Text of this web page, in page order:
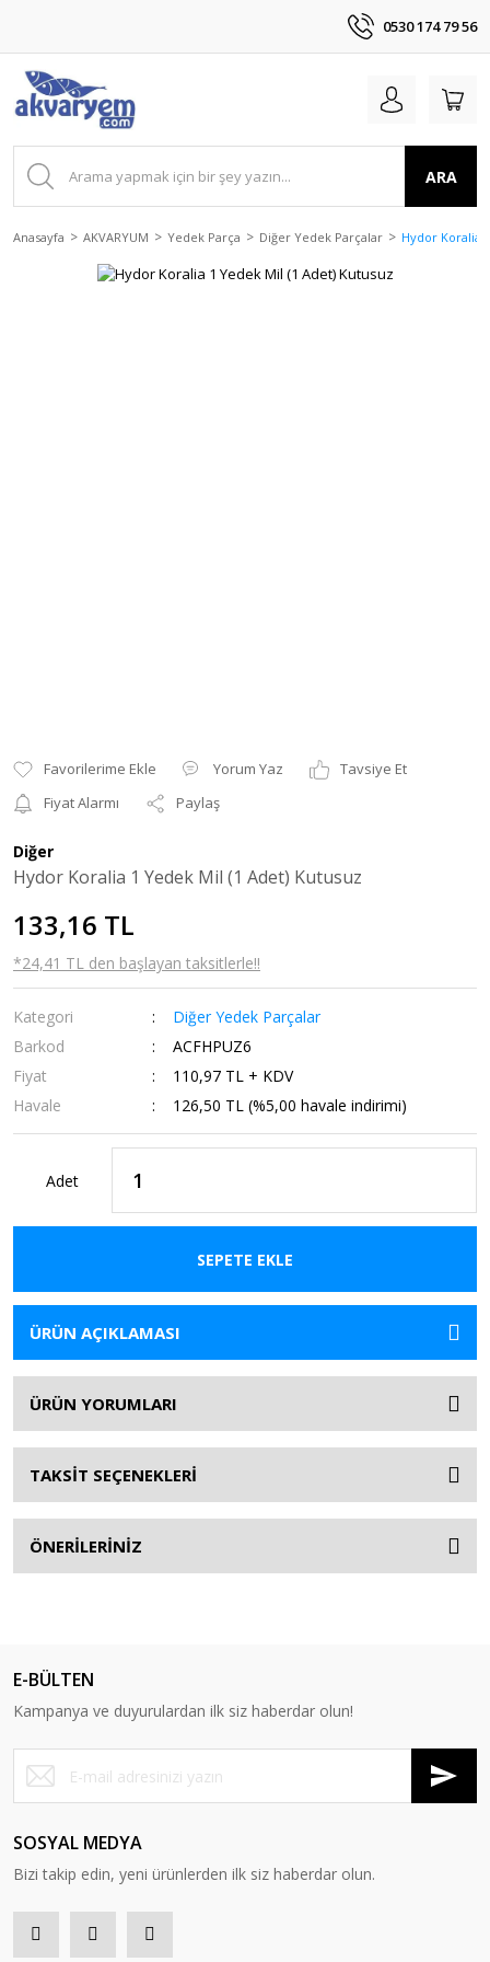
0530 174 79 56
ARA
Anasayfa AKVARYUM Yedek Parça Diğer Yedek Parçalar Hydor Koralia
Yorum Yaz
Tavsiye Et
Fiyat Alarmı
Paylaş
Diğer
Hydor Koralia 1 Yedek Mil (1 Adet) Kutusuz
133,16 TL
*24,41 TL den başlayan taksitlerle!!
Kategori
Diğer Yedek Parçalar
Barkod
ACFHPUZ6
Fiyat
110,97 TL + KDV
Havale
126,50 TL (%5,00 havale indirimi)
Adet
SEPETE EKLE
ÜRÜN AÇIKLAMASI
ÜRÜN YORUMLARI
TAKSİT SEÇENEKLERİ
ÖNERİLERİNİZ
E-BÜLTEN
Kampanya ve duyurulardan ilk siz haberdar olun!
SOSYAL MEDYA
Bizi takip edin, yeni ürünlerden ilk siz haberdar olun.